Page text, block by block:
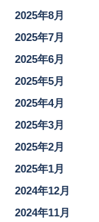
2025年8月
2025年7月
2025年6月
2025年5月
2025年4月
2025年3月
2025年2月
2025年1月
2024年12月
2024年11月